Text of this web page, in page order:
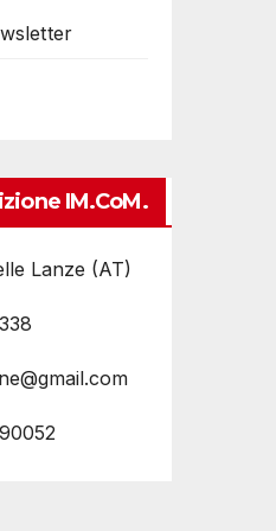
IM.coM.
Lanze (AT)